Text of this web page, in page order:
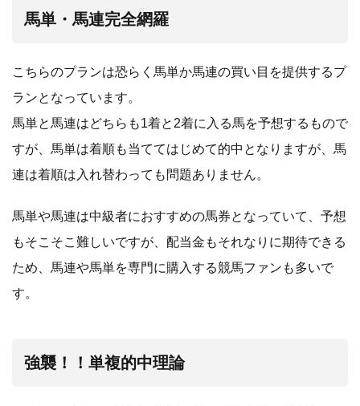
馬単・馬連完全網羅
こちらのプランは恐らく馬単か馬連の買い目を提供するプ
ランとなっています。
馬単と馬連はどちらも1着と2着に入る馬を予想するもので
すが、馬単は着順も当ててはじめて的中となりますが、馬
連は着順は入れ替わっても問題ありません。
馬単や馬連は中級者におすすめの馬券となっていて、予想
もそこそこ難しいですが、配当金もそれなりに期待できる
ため、馬連や馬単を専門に購入する競馬ファンも多いで
す。
強襲！！単複的中理論